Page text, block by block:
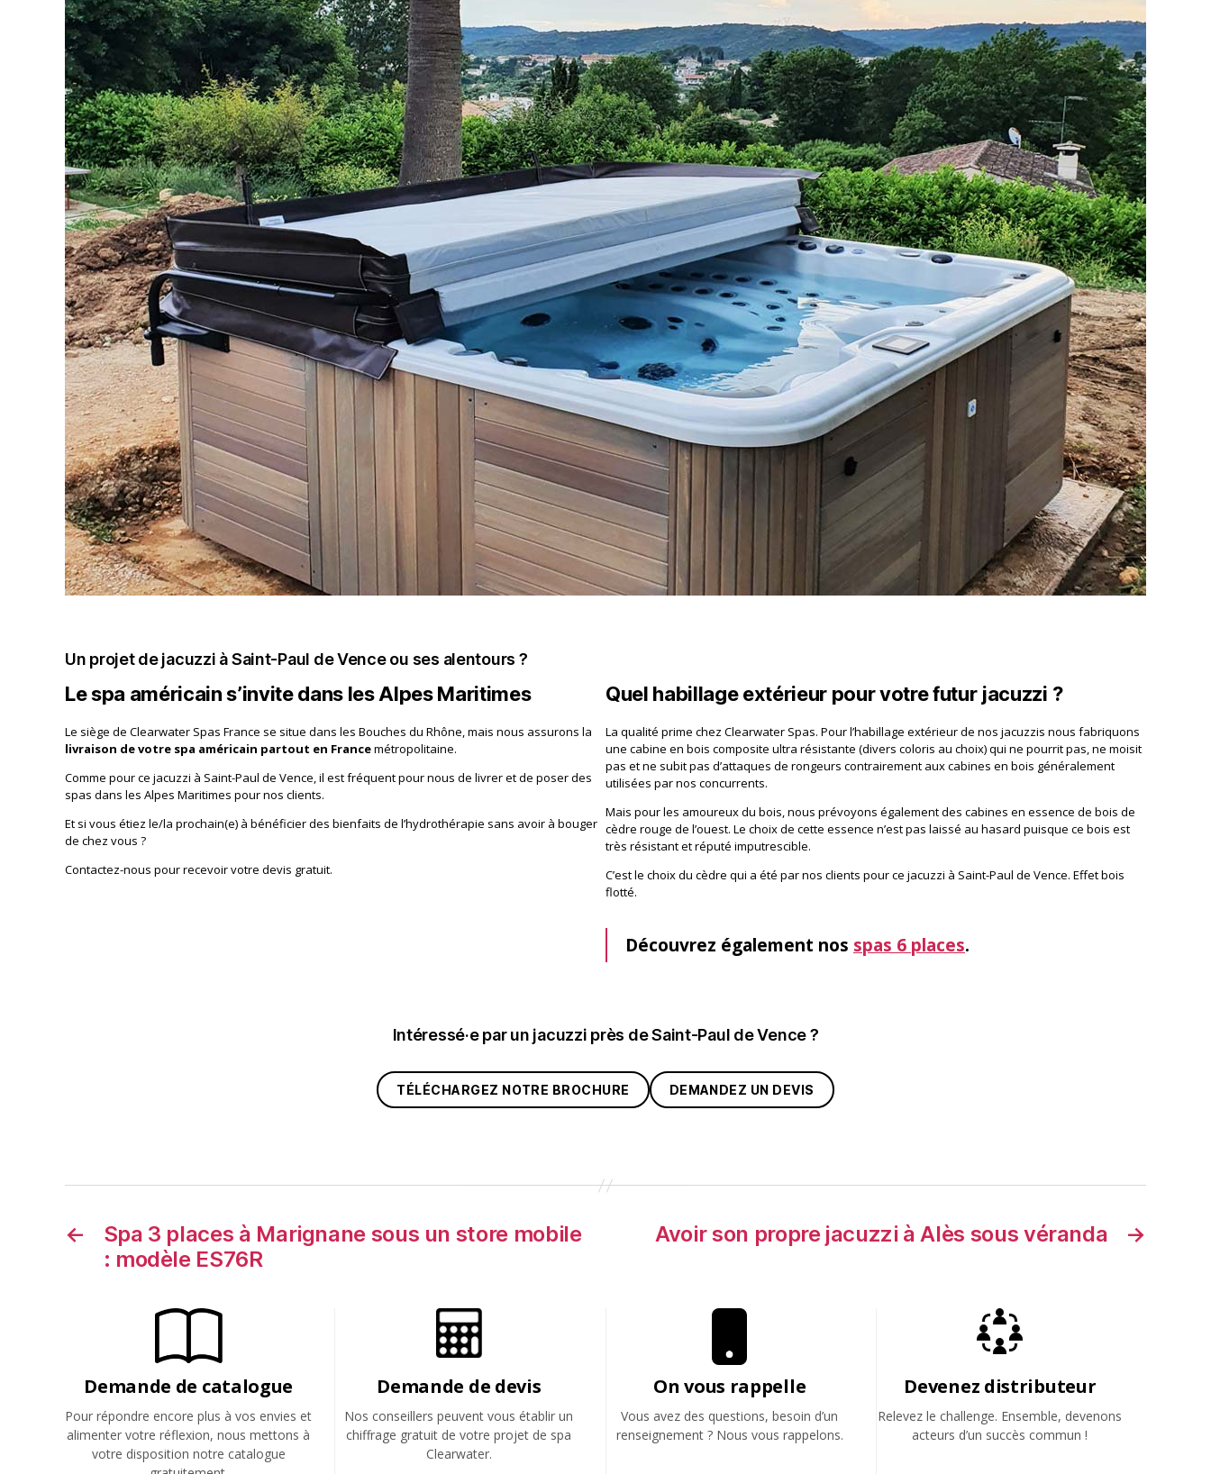
Un projet de jacuzzi à Saint-Paul de Vence ou ses alentours ?
Le spa américain s’invite dans les Alpes Maritimes
Le siège de Clearwater Spas France se situe dans les Bouches du Rhône, mais nous assurons la
livraison de votre spa américain partout en Francemétropolitaine.
Comme pour ce jacuzzi à Saint-Paul de Vence, il est fréquent pour nous de livrer et de poser des
spas dans les Alpes Maritimes pour nos clients.
Et si vous étiez le/la prochain(e) à bénéficier des bienfaits de l’hydrothérapie sans avoir à bouger
de chez vous ?
Contactez-nous pour recevoir votre devis gratuit.
Quel habillage extérieur pour votre futur jacuzzi ?
La qualité prime chez Clearwater Spas. Pour l’habillage extérieur de nos jacuzzis nous fabriquons
une cabine en bois composite ultra résistante (divers coloris au choix) qui ne pourrit pas, ne moisit
pas et ne subit pas d’attaques de rongeurs contrairement aux cabines en bois généralement
utilisées par nos concurrents.
Mais pour les amoureux du bois, nous prévoyons également des cabines en essence de bois de
cèdre rouge de l’ouest. Le choix de cette essence n’est pas laissé au hasard puisque ce bois est
très résistant et réputé imputrescible.
C’est le choix du cèdre qui a été par nos clients pour ce jacuzzi à Saint-Paul de Vence. Effet bois
flotté.
Découvrez également nos spas 6 places.
Intéressé·e par un jacuzzi près de Saint-Paul de Vence ?
TÉLÉCHARGEZ NOTRE BROCHURE DEMANDEZ UN DEVIS
←
Spa 3 places à Marignane sous un store mobile
: modèle ES76R
→
Avoir son propre jacuzzi à Alès sous véranda
Demande de catalogue
Pour répondre encore plus à vos envies et
alimenter votre réflexion, nous mettons à
votre disposition notre catalogue
Demande de devis
Nos conseillers peuvent vous établir un
chiffrage gratuit de votre projet de spa
Clearwater.
On vous rappelle
Vous avez des questions, besoin d’un
renseignement ? Nous vous rappelons.
Devenez distributeur
Relevez le challenge. Ensemble, devenons
acteurs d’un succès commun !